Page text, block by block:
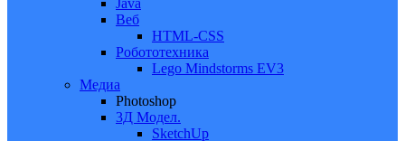
Java
Веб
HTML-CSS
Робототехника
Lego Mindstorms EV3
Медиа
Photoshop
3Д Модел.
SketchUp